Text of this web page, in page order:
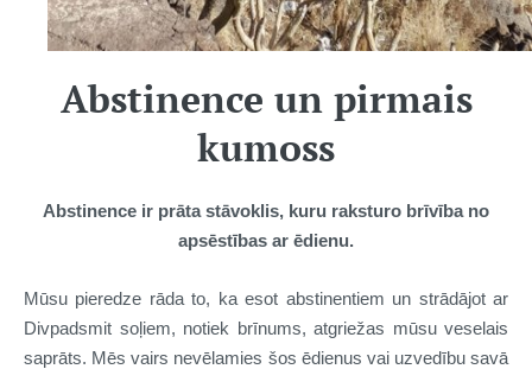
Abstinence un pirmais
kumoss
Abstinence ir prāta stāvoklis, kuru raksturo brīvība no
apsēstības ar ēdienu.
Mūsu pieredze rāda to, ka esot abstinentiem un strādājot ar
Divpadsmit soļiem, notiek brīnums, atgriežas mūsu veselais
saprāts. Mēs vairs nevēlamies šos ēdienus vai uzvedību savā